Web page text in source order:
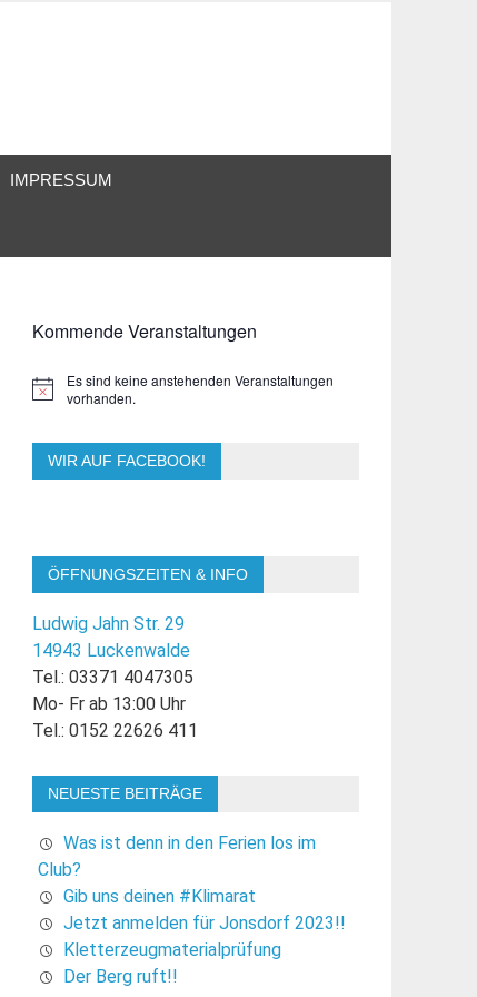
IMPRESSUM
Kommende Veranstaltungen
Hinweis
Es sind keine anstehenden Veranstaltungen
vorhanden.
WIR AUF FACEBOOK!
ÖFFNUNGSZEITEN & INFO
Ludwig Jahn Str. 29
14943 Luckenwalde
Tel.: 03371 4047305
Mo- Fr ab 13:00 Uhr
Tel.: 0152 22626 411
NEUESTE BEITRÄGE
Was ist denn in den Ferien los im
Club?
Gib uns deinen #Klimarat
Jetzt anmelden für Jonsdorf 2023!!
Kletterzeugmaterialprüfung
Der Berg ruft!!